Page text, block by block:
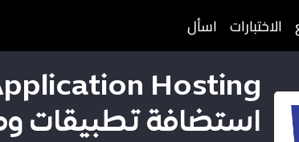
الاختبارات اسأل
Hosting
استضافة تطبيقات